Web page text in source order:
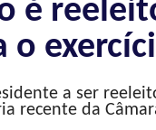
é
o
a ser
recente da